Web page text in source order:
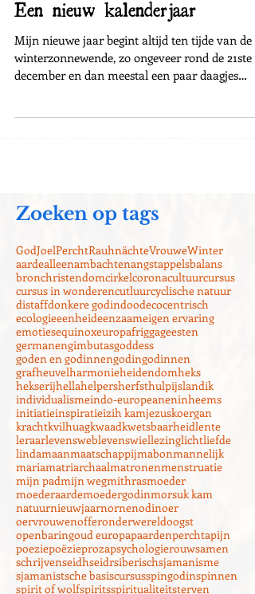
Een nieuw kalenderjaar
Mijn nieuwe jaar begint altijd ten tijde van de
winterzonnewende, zo ongeveer rond de 21ste
erna...
Zoeken op tags
GodJoelPerchtRauhnächteVrouweWinter
aardealleenambachtenangstappelsbalans
bronchristendomcirkelcoronacultuurcursus
cursus in wonderencutluurcyclische natuur
distaffdonkere godindoodecocentrisch
ecologieeenheideenzaameigen ervaring
emotiesequinoxeuropafriggageesten
germanengimbutasgoddess
goden en godinnengodingodinnen
grafheuvelharmonieheidendomheks
hekserijhellahelpersherfsthulpijslandik
individualismeindo-europeaneninheems
initiatieinspiratieizih kamjezuskoergan
krachtkvilhuagkwaadkwetsbaarheidlente
leraarlevensweblevenswiellezinglichtliefde
lindamaanmaatschappijmabonmannelijk
mariamatriarchaalmatronenmenstruatie
mijn padmijn wegmithrasmoeder
moederaardemoedergodinmorsuk kam
natuurnieuwjaarnornenodinoer
oervrouwenofferonderwereldoogst
openbaringoud europapaardenperchtapijn
poeziepoëzieprozapsychologierouwsamen
schrijvenseidhseidrsiberischsjamanisme